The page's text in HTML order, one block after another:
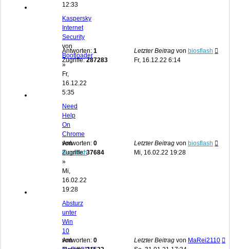
12:33
Kaspersky
Internet
Security
von
Bootloader
»
Fr,
16.12.22
5:35
Antworten: 1
Zugriffe:287283
Letzter Beitrag von biosflash
Fr, 16.12.22 6:14
Need
Help
On
Chrome
von
biosflash
»
Mi,
16.02.22
19:28
Antworten: 0
Zugriffe:37684
Letzter Beitrag von biosflash
Mi, 16.02.22 19:28
Absturz
unter
Win
10
von
Antworten: 0
Letzter Beitrag von MaRei2110